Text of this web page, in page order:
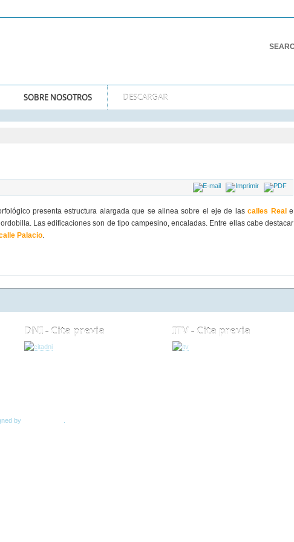
SOBRE NOSOTROS DESCARGAR
presenta estructura alargada que se alinea sobre el eje de lascalles Real e
Las edificaciones son de tipo campesino, encaladas. Entre ellas cabe destacar
Palacio.
DNI - Cita previa ITV - Cita previa
by